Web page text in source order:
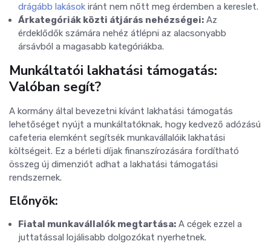
drágább lakások iránt nem nőtt meg érdemben a kereslet.
Árkategóriák közti átjárás nehézségei: Az
érdeklődők számára nehéz átlépni az alacsonyabb
ársávból a magasabb kategóriákba.
Munkáltatói lakhatási támogatás:
Valóban segít?
A kormány által bevezetni kívánt lakhatási támogatás
lehetőséget nyújt a munkáltatóknak, hogy kedvező adózású
cafeteria elemként segítsék munkavállalóik lakhatási
költségeit. Ez a bérleti díjak finanszírozására fordítható
összeg új dimenziót adhat a lakhatási támogatási
rendszernek.
Előnyök:
Fiatal munkavállalók megtartása: A cégek ezzel a
juttatással lojálisabb dolgozókat nyerhetnek.